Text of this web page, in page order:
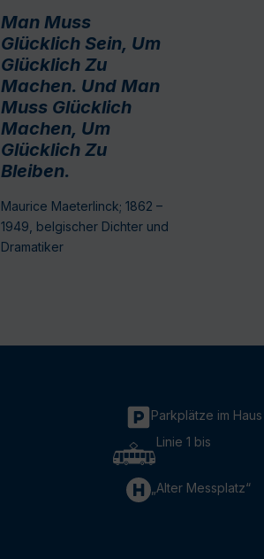
Man Muss
Glücklich Sein, Um
Glücklich Zu
Machen. Und Man
Muss Glücklich
Machen, Um
Glücklich Zu
Bleiben.
Maurice Maeterlinck; 1862 –
1949, belgischer Dichter und
Dramatiker
Parkplätze im Haus
Linie 1 bis
„Alter Messplatz“